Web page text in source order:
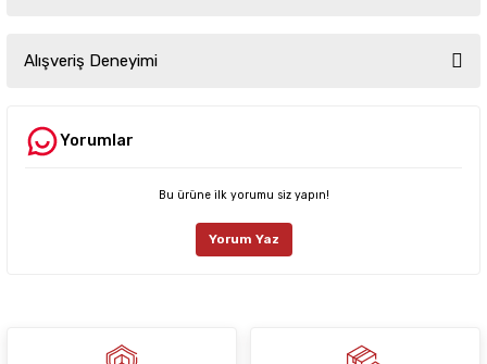
yetersiz gördüğünüz noktaları öneri formunu kullanarak tarafımıza
iletebilirsiniz.
Ürün resmi kalitesiz, bozuk veya görüntülenemiyor.
Ürün fiyatı diğer sitelerden daha pahalı.
Alışveriş Deneyimi
Deneyimini Paylaş
Yorumlar
Bu ürüne ilk yorumu siz yapın!
Yorum Yaz